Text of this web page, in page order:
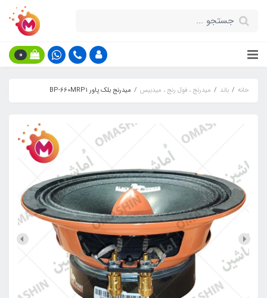
0
خانه باند میدرنج ، فول رنج ، میدبیس میدرنج بلک پاور BP-660MRP1